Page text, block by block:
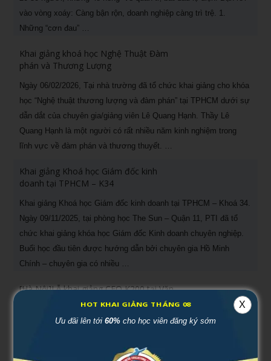
vào vòng xoáy: Càng bận rộn, doanh nghiệp càng trì trệ. 1.
Những “cơn đau” …
Khai giảng khoá học Nghệ Thuật Đàm
phán và Thương Lượng
Ngày 06/02/2026, Tại nhà trường đã tổ chức khai giảng cho khóa
học “Nghệ thuật thương lượng và đàm phán” tại TPHCM dưới sự
dẫn dắt của chuyên gia/giảng viên Lê Quang Hạnh. Thầy Lê
Quang Hạnh là một người có rất nhiều năm kinh nghiệm trong
lĩnh vực về đàm phán và thương thuyết. …
Khai giảng Khoá học Giám đốc kinh
doanh tại TPHCM – K34
Khai giảng Khoá học Giám đốc kinh doanh tại TPHCM – Khoá 34.
Ngày 09/11/2025, tại phòng học The Sun – Quận 11, PTI đã tổ
chức khai giảng khóa học Giám đốc Kinh doanh chuyên nghiệp.
Buổi học đầu tiên được hướng dẫn bởi chuyên gia Hồ Minh
Chính – chuyên gia có nhiều …
[Hà Nội]Lễ khai giảng CEO K200 tại Văn
Miếu Quốc Tử Giám
Sáng ngày 21/12/2025, tại Văn Miếu – Quốc Tử Giám, biểu
Nam, Tổ chức Giáo dục Đào tạo PTI đã long trọng tổ chức Lễ
X
HOT KHAI GIẢNG THÁNG 08
Ưu đãi lên tới 60% cho học viên đăng ký sớm